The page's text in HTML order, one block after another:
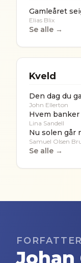
Gamleåret
Elias Blix
Se alle →
Kveld
Den dag du
John Ellerton
Hvem banker
Lina Sandell
Nu solen går
Samuel Olsen
Se alle →
Johan